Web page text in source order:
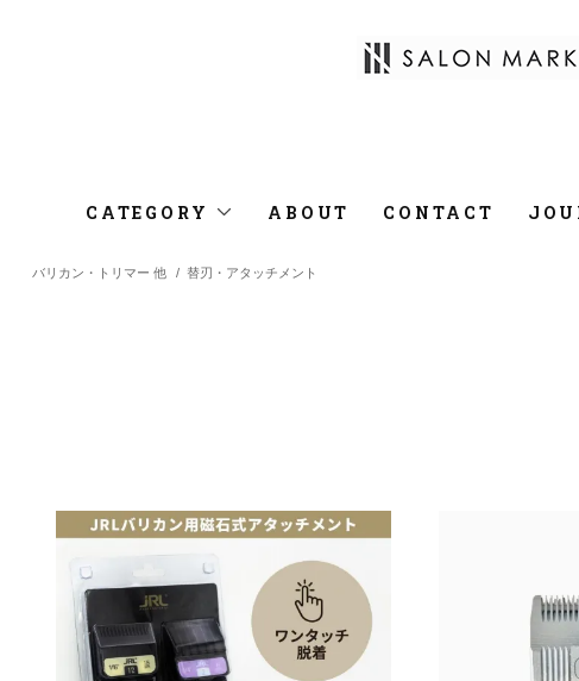
CATEGORY ABOUT CONTACT
バリカン・トリマー 他 / 替刃・アタッチメント